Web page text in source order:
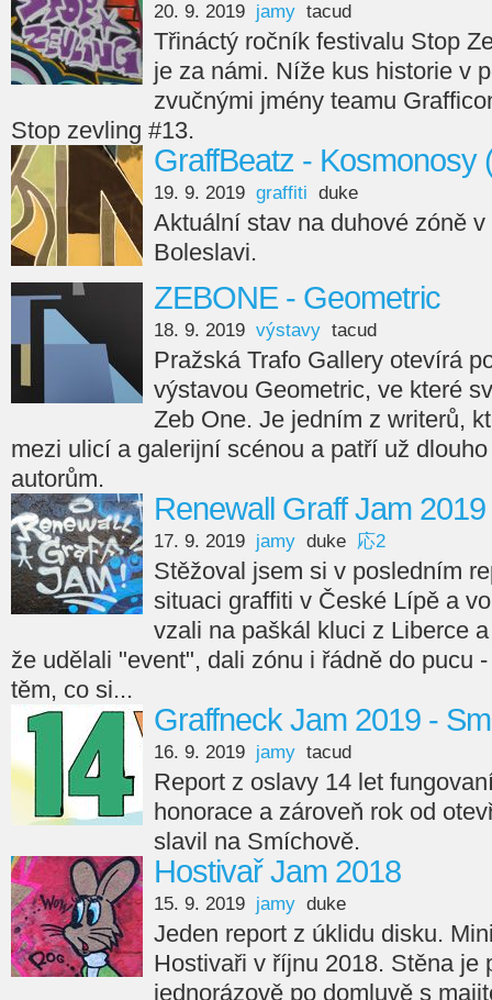
20. 9. 2019 jamy tacud
Třináctý ročník festivalu Stop
je za námi. Níže kus historie v
zvučnými jmény teamu
Stop zevling #13.
GraffBeatz - Kosmonosy
19. 9. 2019 graffiti duke
Aktuální stav na duhové zóně
Boleslavi.
ZEBONE - Geometric
18. 9. 2019 výstavy tacud
Pražská Trafo Gallery otevírá
výstavou Geometric, ve které
Zeb One. Je jedním z writerů,
mezi ulicí a galerijní scénou a patří už
autorům.
Renewall Graff Jam
17. 9. 2019 jamy duke 応2
Stěžoval jsem si v posledním
situaci graffiti v České Lípě a
vzali na paškál kluci z Liberce
že udělali "event", dali zónu i řádně do pucu
těm, co si...
Graffneck Jam 2019 -
16. 9. 2019 jamy tacud
Report z oslavy 14 let
honorace a zároveň rok od
slavil na Smíchově.
Hostivař Jam 2018
15. 9. 2019 jamy duke
Jeden report z úklidu disku.
Hostivaři v říjnu 2018. Stěna je
jednorázově po domluvě s